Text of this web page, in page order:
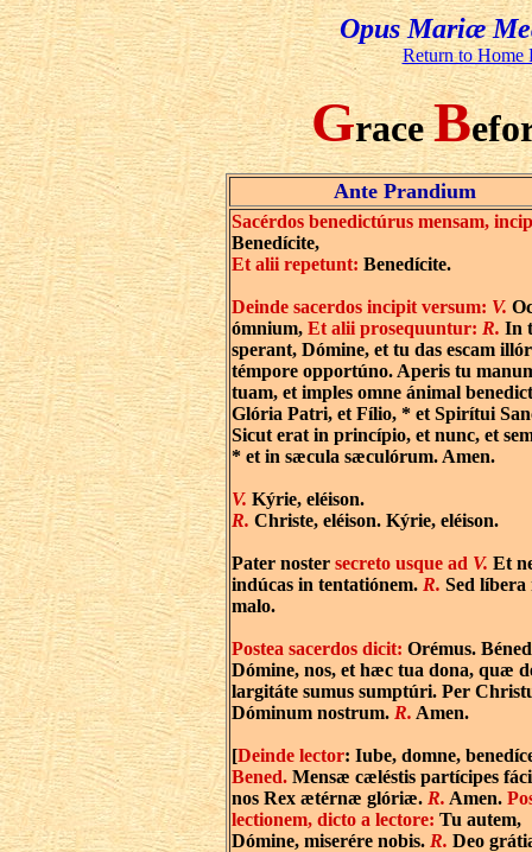
Opus Mariæ
Return to Home
GraceB
Ante Prandium
Sacérdos benedictúrus mensam,
Benedícite,
Et alii repetunt: Benedícite.
Deinde sacerdos incipit versum: V.
ómnium, Et alii prosequuntur: R. In
sperant, Dómine, et tu das escam
témpore opportúno. Aperis tu
tuam, et imples omne ánimal
Glória Patri, et Fílio, * et Spirítui
Sicut erat in princípio, et nunc, et
* et in sæcula sæculórum. Amen.
V. Kýrie, eléison.
R. Christe, eléison. Kýrie, eléison.
Pater noster secreto usque ad V. Et
indúcas in tentatiónem. R. Sed líbera
malo.
Postea sacerdos dicit: Orémus.
Dómine, nos, et hæc tua dona, quæ
largitáte sumus sumptúri. Per
Dóminum nostrum. R. Amen.
[Deinde lector: Iube, domne,
Bened. Mensæ cæléstis partícipes
nos Rex ætérnæ glóriæ. R. Amen.
lectionem, dicto a lectore: Tu autem,
Dómine, miserére nobis. R. Deo